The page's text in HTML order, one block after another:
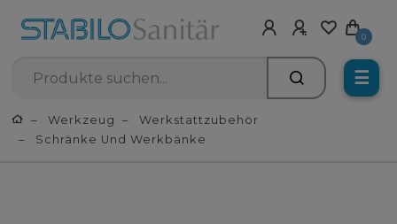
0
☰
Werkzeug
Werkstattzubehör
Schränke Und Werkbänke